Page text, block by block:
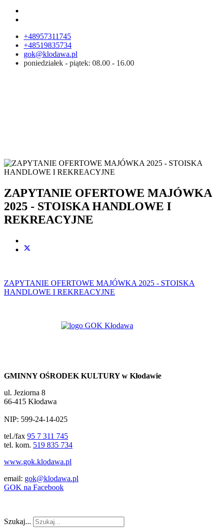
+48957311745
+48519835734
gok@klodawa.pl
poniedziałek - piątek: 08.00 - 16.00
ZAPYTANIE OFERTOWE MAJÓWKA
2025 - STOISKA HANDLOWE I
REKREACYJNE
ZAPYTANIE OFERTOWE MAJÓWKA 2025 - STOISKA
HANDLOWE I REKREACYJNE
GMINNY OŚRODEK KULTURY w Kłodawie
ul. Jeziorna 8
66-415 Kłodawa
NIP: 599-24-14-025
tel./fax 95 7 311 745
tel. kom. 519 835 734
www.gok.klodawa.pl
email: gok@klodawa.pl
GOK na Facebook
Szukaj...